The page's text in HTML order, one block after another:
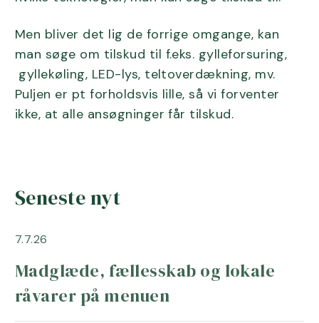
Men bliver det lig de forrige omgange, kan
man søge om tilskud til f.eks. gylleforsuring,
gyllekøling, LED-lys, teltoverdækning, mv.
Puljen er pt forholdsvis lille, så vi forventer
ikke, at alle ansøgninger får tilskud.
Seneste nyt
7.7.26
Madglæde, fællesskab og lokale
råvarer på menuen